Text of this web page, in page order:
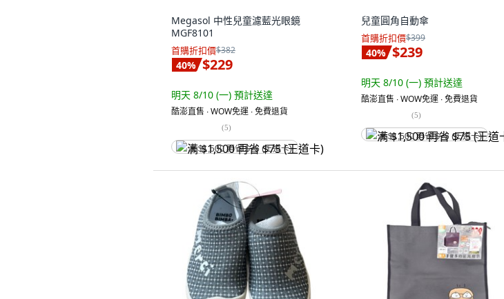
Megasol 中性兒童濾藍光眼鏡
MGF8101
首購折扣價$382
40% $229
明天 8/10 (一) 預計送達
酷澎直售 ∙ WOW免運 ∙ 免費退貨
(5)
满 $1,500 再省 $75 (王道卡)
兒童圓角自動傘
首購折扣價$399
40% $239
明天 8/10 (一) 預計送達
酷澎直售 ∙ WOW免運 ∙ 免費退貨
(5)
满 $1,500 再省 $75 (王道卡)